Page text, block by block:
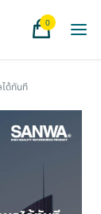
0
ได้ทันที